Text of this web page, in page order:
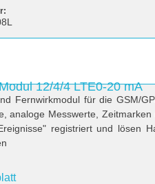
12/4/4 LTE0-20 mA
Fernwirkmodul für die GSM/
analoge Messwerte,
registriert und lösen